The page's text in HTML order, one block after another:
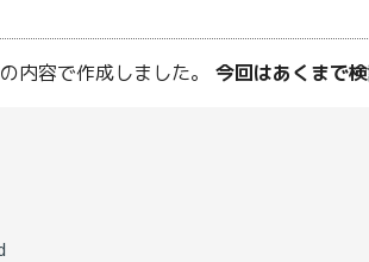
内容で作成しました。 今回はあくまで